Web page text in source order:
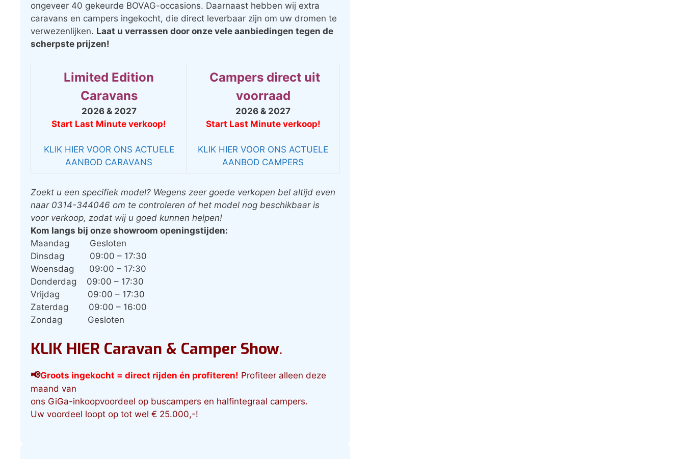
ongeveer 40 gekeurde BOVAG-occasions. Daarnaast hebben wij extra
caravans en campers ingekocht, die direct leverbaar zijn om uw dromen te
verwezenlijken. Laat u verrassen door onze vele aanbiedingen tegen de
scherpste prijzen!
Limited Edition
Caravans
2026 & 2027
Start Last Minute verkoop!
KLIK HIER VOOR ONS ACTUELE
AANBOD CARAVANS
Campers direct uit
voorraad
2026 & 2027
Start Last Minute verkoop!
KLIK HIER VOOR ONS ACTUELE
AANBOD CAMPERS
Zoekt u een specifiek model? Wegens zeer goede verkopen bel altijd even
naar 0314-344046 om te controleren of het model nog beschikbaar is
voor verkoop, zodat wij u goed kunnen helpen!
Kom langs bij onze showroom openingstijden:
Maandag Gesloten
Dinsdag 09:00 – 17:30
Woensdag 09:00 – 17:30
Donderdag 09:00 – 17:30
Vrijdag 09:00 – 17:30
Zaterdag 09:00 – 16:00
Zondag Gesloten
KLIK HIER Caravan & Camper Show.
📢Groots ingekocht = direct rijden én profiteren! Profiteer alleen deze
maand van
ons GiGa-inkoopvoordeel op buscampers en halfintegraal campers.
Uw voordeel loopt op tot wel € 25.000,-!